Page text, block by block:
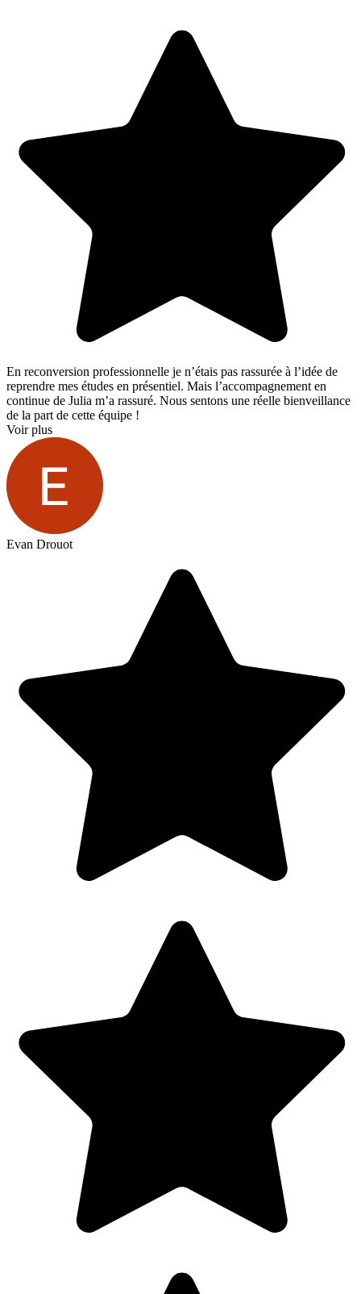
En reconversion professionnelle je n’étais pas rassurée à l’idée de
reprendre mes études en présentiel. Mais l’accompagnement en
continue de Julia m’a rassuré. Nous sentons une réelle bienveillance
de la part de cette équipe !
Voir plus
Evan Drouot